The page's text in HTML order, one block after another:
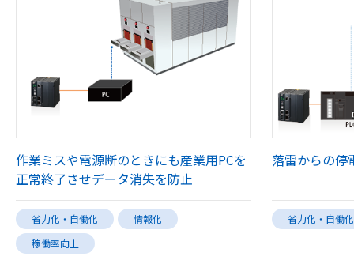
作業ミスや電源断のときにも産業用PCを
正常終了させデータ消失を防止
省力化・自働化
情報化
稼働率向上
落雷からの停
省力化・自働化